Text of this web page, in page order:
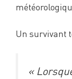
Un survivant
«